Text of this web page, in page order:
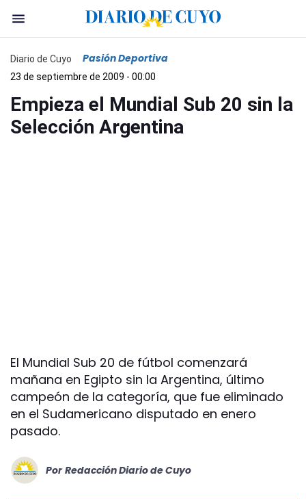
Diario de Cuyo Pasión Deportiva
23 de septiembre de 2009 - 00:00
Empieza el Mundial Sub 20 sin la
Selección Argentina
El Mundial Sub 20 de fútbol comenzará
mañana en Egipto sin la Argentina, último
campeón de la categoría, que fue eliminado
en el Sudamericano disputado en enero
pasado.
Por Redacción Diario de Cuyo